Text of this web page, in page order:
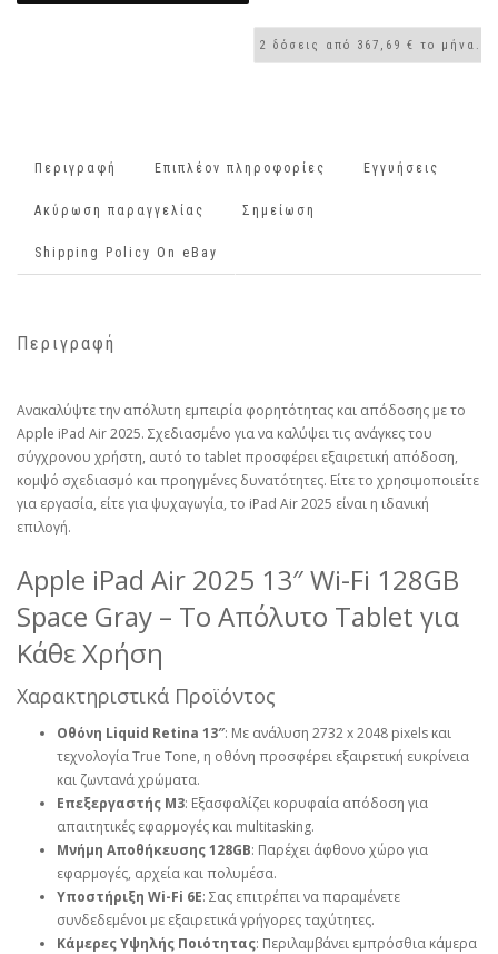
Περιγραφή Επιπλέον πληροφορίες Εγγυήσεις
Ακύρωση παραγγελίας Σημείωση
Shipping Policy On eBay
Περιγραφή
Ανακαλύψτε την απόλυτη εμπειρία φορητότητας και απόδοσης με το
Apple iPad Air 2025. Σχεδιασμένο για να καλύψει τις ανάγκες του
σύγχρονου χρήστη, αυτό το tablet προσφέρει εξαιρετική απόδοση,
κομψό σχεδιασμό και προηγμένες δυνατότητες. Είτε το χρησιμοποιείτε
για εργασία, είτε για ψυχαγωγία, το iPad Air 2025 είναι η ιδανική
επιλογή.
Apple iPad Air 2025 13″ Wi-Fi 128GB
Space Gray – Το Απόλυτο Tablet για
Κάθε Χρήση
Χαρακτηριστικά Προϊόντος
Οθόνη Liquid Retina 13″: Με ανάλυση 2732 x 2048 pixels και
τεχνολογία True Tone, η οθόνη προσφέρει εξαιρετική ευκρίνεια
και ζωντανά χρώματα.
Επεξεργαστής M3: Εξασφαλίζει κορυφαία απόδοση για
απαιτητικές εφαρμογές και multitasking.
Μνήμη Αποθήκευσης 128GB: Παρέχει άφθονο χώρο για
εφαρμογές, αρχεία και πολυμέσα.
Υποστήριξη Wi-Fi 6E: Σας επιτρέπει να παραμένετε
συνδεδεμένοι με εξαιρετικά γρήγορες ταχύτητες.
Κάμερες Υψηλής Ποιότητας: Περιλαμβάνει εμπρόσθια κάμερα